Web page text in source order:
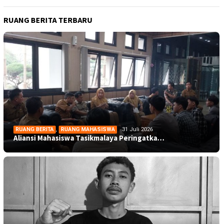
RUANG BERITA TERBARU
RUANG BERITA , RUANG MAHASISWA 31 Juli 2026
Aliansi Mahasiswa Tasikmalaya Peringatka…